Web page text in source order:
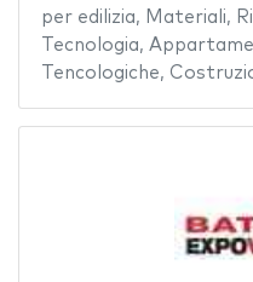
per edilizia, Materiali,
Tecnologia,
Tencologiche,